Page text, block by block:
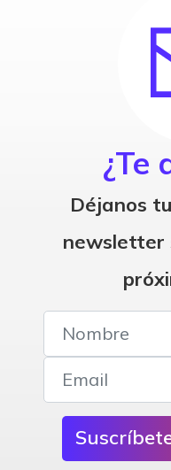
¿Te
Déjanos
newsletter